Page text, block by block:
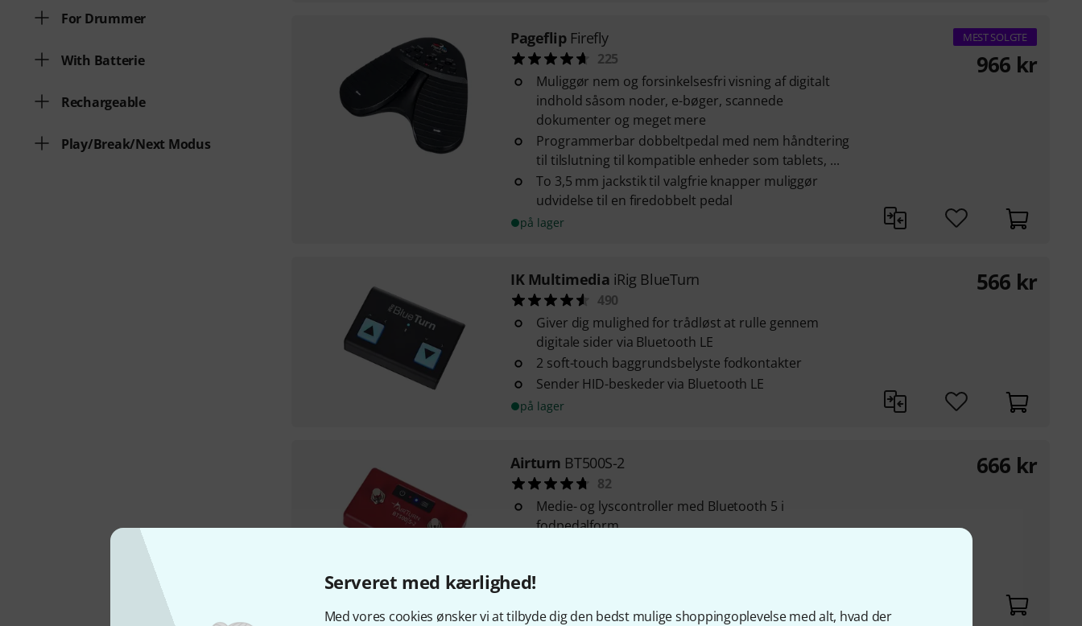
Serveret med kærlighed!
Med vores cookies ønsker vi at tilbyde dig den bedst mulige shoppingoplevelse med alt, hvad der
For Drummer
With Batterie
Rechargeable
Play/Break/Next Modus
Pageflip Firefly
225
Muliggør nem og forsinkelsesfri visning af digitalt
indhold såsom noder, e-bøger, scannede
dokumenter og meget mere
Programmerbar dobbeltpedal med nem håndtering
til tilslutning til kompatible enheder som tablets, ...
To 3,5 mm jackstik til valgfrie knapper muliggør
udvidelse til en firedobbelt pedal
på lager
MEST SOLGTE
966 kr
IK Multimedia iRig BlueTurn
490
Giver dig mulighed for trådløst at rulle gennem
digitale sider via Bluetooth LE
2 soft-touch baggrundsbelyste fodkontakter
Sender HID-beskeder via Bluetooth LE
på lager
566 kr
Airturn BT500S-2
82
Medie- og lyscontroller med Bluetooth 5 i
fodpedalform
på lager
666 kr